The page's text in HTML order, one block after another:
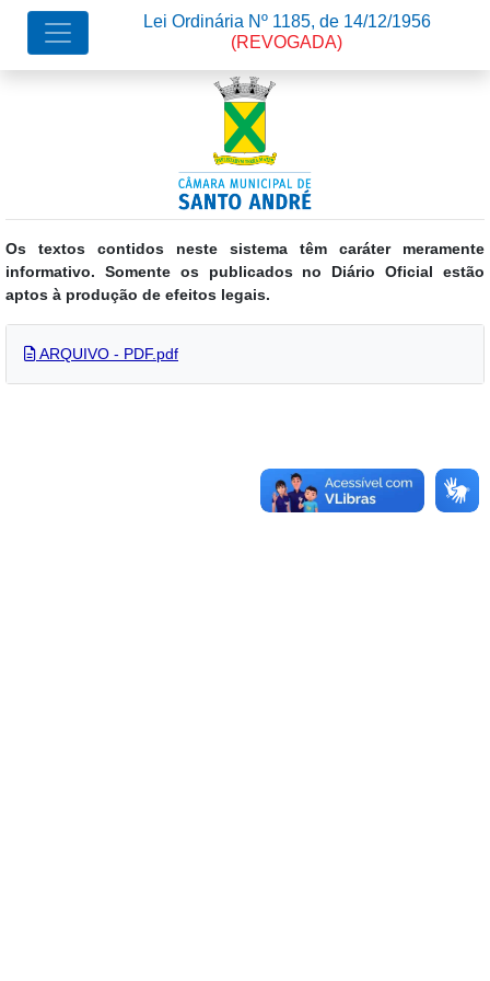
Os textos contidos neste sistema têm caráter meramente
informativo. Somente os publicados no Diário Oficial estão
aptos à produção de efeitos legais.
Lei Ordinária Nº 1185, de 14/12/1956
(REVOGADA)
ARQUIVO - PDF.pdf